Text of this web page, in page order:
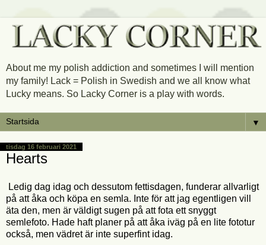
About me my polish addiction and sometimes I will mention
my family! Lack = Polish in Swedish and we all know what
Lucky means. So Lacky Corner is a play with words.
▼
tisdag 16 februari 2021
Hearts
Ledig dag idag och dessutom fettisdagen, funderar allvarligt
på att åka och köpa en semla. Inte för att jag egentligen vill
äta den, men är väldigt sugen på att fota ett snyggt
semlefoto. Hade haft planer på att åka iväg på en lite fototur
också, men vädret är inte superfint idag.